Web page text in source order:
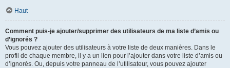
Haut
Comment puis-je ajouter/supprimer des utilisateurs de ma liste d’amis ou
d’ignorés ?
Vous pouvez ajouter des utilisateurs à votre liste de deux manières. Dans le
profil de chaque membre, il y a un lien pour l’ajouter dans votre liste d’amis ou
d’ignorés. Ou, depuis votre panneau de l’utilisateur, vous pouvez ajouter